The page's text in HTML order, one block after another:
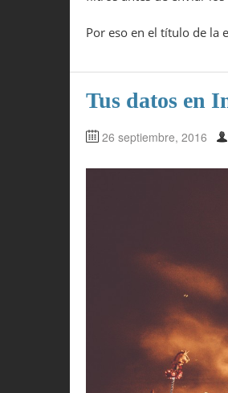
Por eso en el título de la
Tus datos en
26 septiembre, 2016